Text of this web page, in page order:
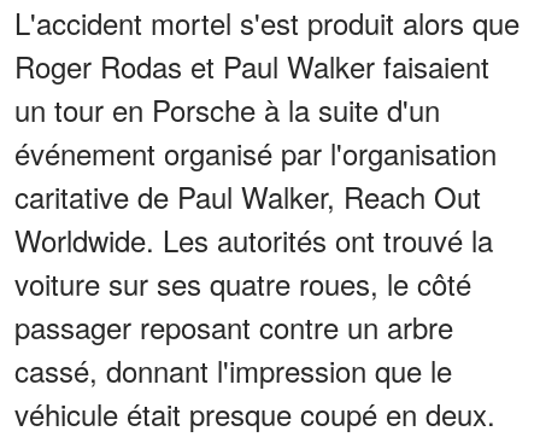
L'accident mortel s'est produit alors que
Roger Rodas et Paul Walker faisaient
un tour en Porsche à la suite d'un
événement organisé par l'organisation
caritative de Paul Walker, Reach Out
Worldwide. Les autorités ont trouvé la
voiture sur ses quatre roues, le côté
passager reposant contre un arbre
cassé, donnant l'impression que le
véhicule était presque coupé en deux.